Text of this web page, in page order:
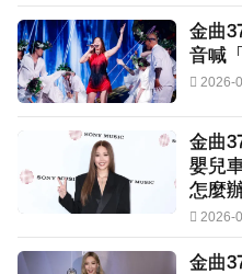
金曲
音喊
2026-
金曲
嬰兒
怎麼
2026-
金曲